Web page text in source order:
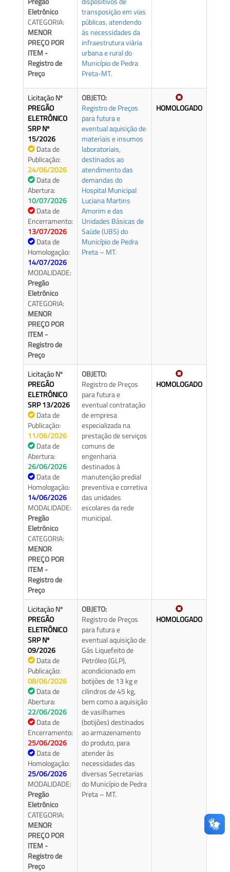
Eletrônico
CATEGORIA:
MENOR
PREÇO POR
ITEM -
Registro de
Preço
transposição em vias
públicas, atendendo
às necessidades da
infraestrutura viária
urbana e rural do
Município de Pedra
Preta-MT.
Licitação Nº
PREGÃO
ELETRÔNICO
SRP Nº
15/2026
Data de
Publicação:
24/06/2026
Data de
Abertura:
10/07/2026
Data de
Encerramento:
13/07/2026
Data de
Homologação:
14/07/2026
MODALIDADE:
Pregão
Eletrônico
CATEGORIA:
MENOR
PREÇO POR
ITEM -
Registro de
Preço
OBJETO:
Registro de Preços
para futura e
eventual aquisição de
materiais e insumos
laboratoriais,
destinados ao
atendimento das
demandas do
Hospital Municipal
Luciana Martins
Amorim e das
Unidades Básicas de
Saúde (UBS) do
Município de Pedra
Preta – MT.
HOMOLOGADO
Licitação Nº
PREGÃO
ELETRÔNICO
SRP 13/2026
Data de
Publicação:
11/06/2026
Data de
Abertura:
26/06/2026
Data de
Homologação:
14/06/2026
MODALIDADE:
Pregão
Eletrônico
CATEGORIA:
MENOR
PREÇO POR
ITEM -
Registro de
Preço
OBJETO:
Registro de Preços
para futura e
eventual contratação
de empresa
especializada na
prestação de serviços
comuns de
engenharia
destinados à
manutenção predial
preventiva e corretiva
das unidades
escolares da rede
municipal.
HOMOLOGADO
Licitação Nº
PREGÃO
ELETRÔNICO
SRP Nº
09/2026
Data de
Publicação:
08/06/2026
Data de
Abertura:
22/06/2026
Data de
Encerramento:
25/06/2026
Data de
Homologação:
25/06/2026
MODALIDADE:
Pregão
Eletrônico
CATEGORIA:
MENOR
PREÇO POR
ITEM -
Registro de
Preço
OBJETO:
Registro de Preços
para futura e
eventual aquisição de
Gás Liquefeito de
Petróleo (GLP),
acondicionado em
botijões de 13 kg e
cilindros de 45 kg,
bem como a aquisição
de vasilhames
(botijões) destinados
ao armazenamento
do produto, para
atender às
necessidades das
diversas Secretarias
do Município de Pedra
Preta – MT.
HOMOLOGADO